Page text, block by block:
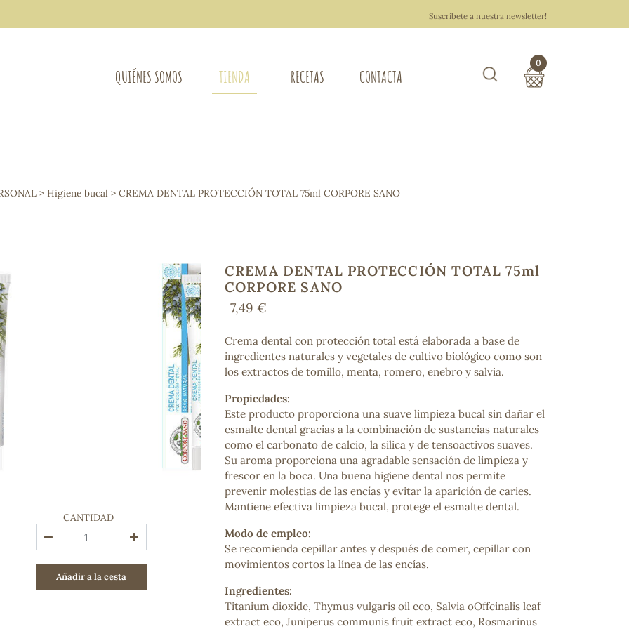
Suscríbete a nuestra newsletter!
QUIÉNES SOMOS TIENDA
Osteo-articular
Mujer
Circulatorio, colesterol y glucosa
COSMÉTICA E HIGIENE PERSONAL
Cremas, lociones y aceites corporales
Hombre
Higiene personal
Labiales
RECETAS CONTACTA
0
> Higiene bucal > CREMA DENTAL PROTECCIÓN TOTAL 75ml CORPORE SANO
CANTIDAD
Añadir a la cesta
CREMA DENTAL PROTECCIÓN TOTAL 75ml
CORPORE SANO
7,49 €
Crema dental con protección total está elaborada a base de
ingredientes naturales y vegetales de cultivo biológico como son
los extractos de tomillo, menta, romero, enebro y salvia.
Propiedades:
Este producto proporciona una suave limpieza bucal sin dañar el
esmalte dental gracias a la combinación de sustancias naturales
como el carbonato de calcio, la silica y de tensoactivos suaves.
Su aroma proporciona una agradable sensación de limpieza y
frescor en la boca. Una buena higiene dental nos permite
prevenir molestias de las encías y evitar la aparición de caries.
Mantiene efectiva limpieza bucal, protege el esmalte dental.
Modo de empleo:
Se recomienda cepillar antes y después de comer, cepillar con
movimientos cortos la línea de las encías.
Ingredientes:
Titanium dioxide, Thymus vulgaris oil eco, Salvia oOffcinalis leaf
extract eco, Juniperus communis fruit extract eco, Rosmarinus